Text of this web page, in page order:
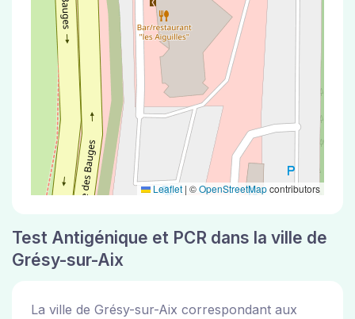
Leaflet | ©OpenStreetMapcontributors
Test Antigénique et PCR dans la ville de
Grésy-sur-Aix
La ville de Grésy-sur-Aix correspondant aux